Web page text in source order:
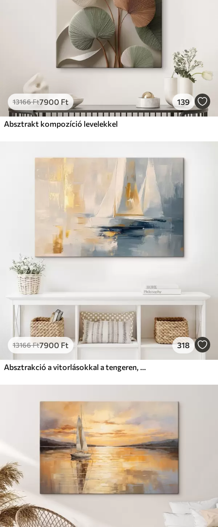
13166Ft7900 Ft 139
Absztrakt kompozíció levelekkel
13166Ft7900 Ft 318
Absztrakció a vitorlásokkal a tengeren, akril stílusban, naplemente